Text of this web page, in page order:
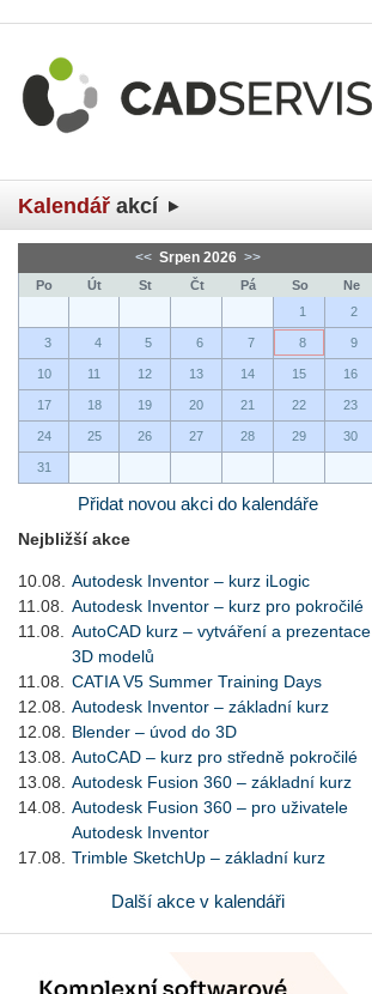
Kalendář akcí
<< Srpen 2026 >>
Po Út St Čt Pá So
Ne
1
2
3 4 5 6 7 8 9
10 11 12 13 14 15 16
17 18 19 20 21 22 23
24 25 26 27 28 29 30
31
Přidat novou akci do kalendáře
Nejbližší akce
10.08.
Autodesk Inventor – kurz iLogic
11.08.
Autodesk Inventor – kurz pro pokročilé
11.08.
AutoCAD kurz – vytváření a prezentace
3D modelů
11.08.
CATIA V5 Summer Training Days
12.08.
Autodesk Inventor – základní kurz
12.08.
Blender – úvod do 3D
13.08.
AutoCAD – kurz pro středně pokročilé
13.08.
Autodesk Fusion 360 – základní kurz
14.08.
Autodesk Fusion 360 – pro uživatele
Autodesk Inventor
17.08.
Trimble SketchUp – základní kurz
Další akce v kalendáři